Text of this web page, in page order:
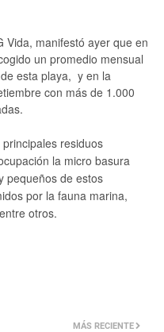
Vida, manifestó ayer que en
un promedio mensual
esta playa, y en la
con más de 1.000
residuos
la micro basura
pequeños de estos
por la fauna marina,
otros.
MÁS RECIENTE